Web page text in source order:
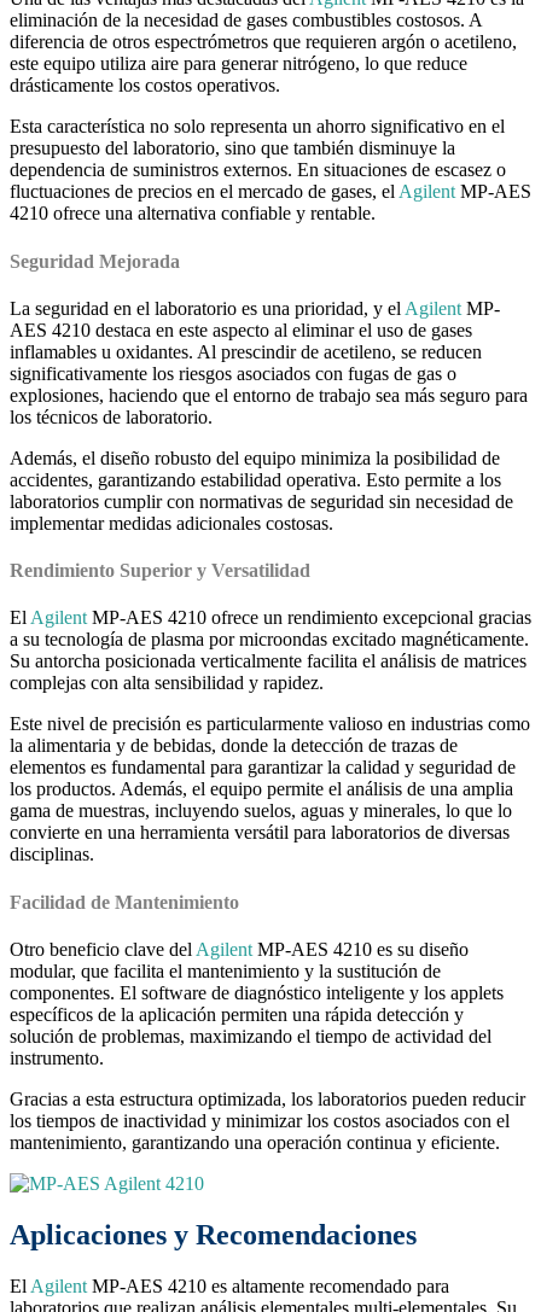
eliminación de la necesidad de gases combustibles costosos. A
diferencia de otros espectrómetros que requieren argón o acetileno,
este equipo utiliza aire para generar nitrógeno, lo que reduce
drásticamente los costos operativos.
Esta característica no solo representa un ahorro significativo en el
presupuesto del laboratorio, sino que también disminuye la
dependencia de suministros externos. En situaciones de escasez o
fluctuaciones de precios en el mercado de gases, el Agilent MP-AES
4210 ofrece una alternativa confiable y rentable.
Seguridad Mejorada
La seguridad en el laboratorio es una prioridad, y el Agilent MP-
AES 4210 destaca en este aspecto al eliminar el uso de gases
inflamables u oxidantes. Al prescindir de acetileno, se reducen
significativamente los riesgos asociados con fugas de gas o
explosiones, haciendo que el entorno de trabajo sea más seguro para
los técnicos de laboratorio.
Además, el diseño robusto del equipo minimiza la posibilidad de
accidentes, garantizando estabilidad operativa. Esto permite a los
laboratorios cumplir con normativas de seguridad sin necesidad de
implementar medidas adicionales costosas.
Rendimiento Superior y Versatilidad
ElAgilentMP-AES 4210 ofrece un rendimiento excepcional gracias
a su tecnología de plasma por microondas excitado magnéticamente.
Su antorcha posicionada verticalmente facilita el análisis de matrices
complejas con alta sensibilidad y rapidez.
Este nivel de precisión es particularmente valioso en industrias como
la alimentaria y de bebidas, donde la detección de trazas de
elementos es fundamental para garantizar la calidad y seguridad de
los productos. Además, el equipo permite el análisis de una amplia
gama de muestras, incluyendo suelos, aguas y minerales, lo que lo
convierte en una herramienta versátil para laboratorios de diversas
disciplinas.
Facilidad de Mantenimiento
Otro beneficio clave del Agilent MP-AES 4210 es su diseño
modular, que facilita el mantenimiento y la sustitución de
componentes. El software de diagnóstico inteligente y los applets
específicos de la aplicación permiten una rápida detección y
solución de problemas, maximizando el tiempo de actividad del
instrumento.
Gracias a esta estructura optimizada, los laboratorios pueden reducir
los tiempos de inactividad y minimizar los costos asociados con el
mantenimiento, garantizando una operación continua y eficiente.
Aplicaciones y Recomendaciones
El Agilent MP-AES 4210 es altamente recomendado para
laboratorios que realizan análisis elementales multi-elementales. Su